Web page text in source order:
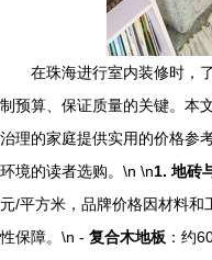
在珠海进行室内装修时，
制预算、保证质量的关键。本
治理的家庭提供实用的价格参
环境的读者选购。\n \n1. 地砖
元/平方米，品牌价格因材料和
性保障。\n - 复合木地板 ：约